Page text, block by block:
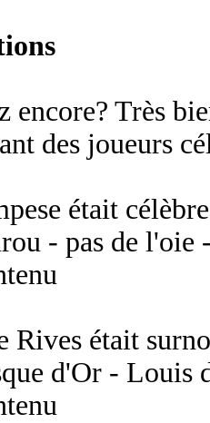
encore? Très
des joueurs
était
- pas de l'oie
Rives était
d'Or - Louis